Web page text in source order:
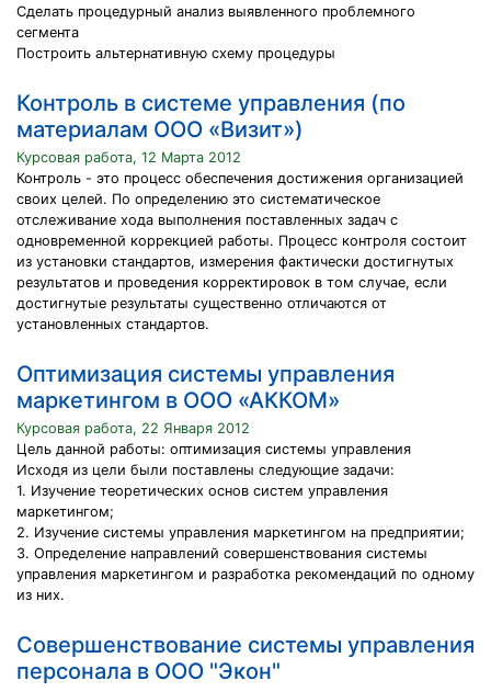
Сделать процедурный анализ выявленного проблемного
сегмента
Построить альтернативную схему процедуры
Контроль в системе управления (по
материалам ООО «Визит»)
Курсовая работа, 12 Марта 2012
Контроль - это процесс обеспечения достижения организацией
своих целей. По определению это систематическое
отслеживание хода выполнения поставленных задач с
одновременной коррекцией работы. Процесс контроля состоит
из установки стандартов, измерения фактически достигнутых
результатов и проведения корректировок в том случае, если
достигнутые результаты существенно отличаются от
установленных стандартов.
Оптимизация системы управления
маркетингом в ООО «АККОМ»
Курсовая работа, 22 Января 2012
Цель данной работы: оптимизация системы управления
Исходя из цели были поставлены следующие задачи:
1. Изучение теоретических основ систем управления
маркетингом;
2. Изучение системы управления маркетингом на предприятии;
3. Определение направлений совершенствования системы
управления маркетингом и разработка рекомендаций по одному
из них.
Совершенствование системы управления
персонала в ООО "Экон"